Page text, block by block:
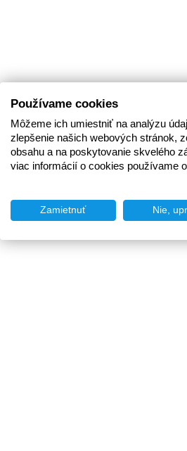
Používame cookies
Môžeme ich umiestniť na analýzu
zlepšenie našich webových stránok,
obsahu a na poskytovanie skvelého
viac informácií o cookies používame
Zamietnuť Nie,